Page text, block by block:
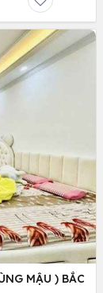
MẬU ) BẮC